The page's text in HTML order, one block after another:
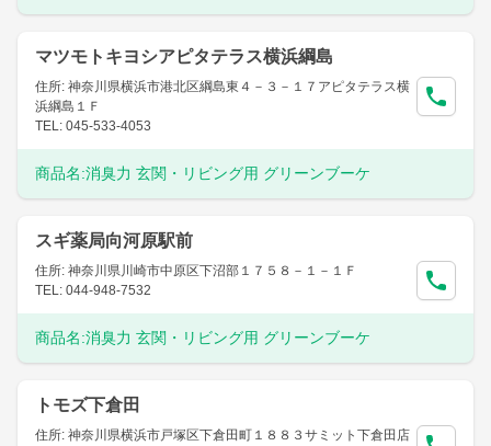
マツモトキヨシアピタテラス横浜綱島
住所: 神奈川県横浜市港北区綱島東４－３－１７アピタテラス横
浜綱島１Ｆ
TEL: 045-533-4053
商品名:消臭力 玄関・リビング用 グリーンブーケ
スギ薬局向河原駅前
住所: 神奈川県川崎市中原区下沼部１７５８－１－１Ｆ
TEL: 044-948-7532
商品名:消臭力 玄関・リビング用 グリーンブーケ
トモズ下倉田
住所: 神奈川県横浜市戸塚区下倉田町１８８３サミット下倉田店